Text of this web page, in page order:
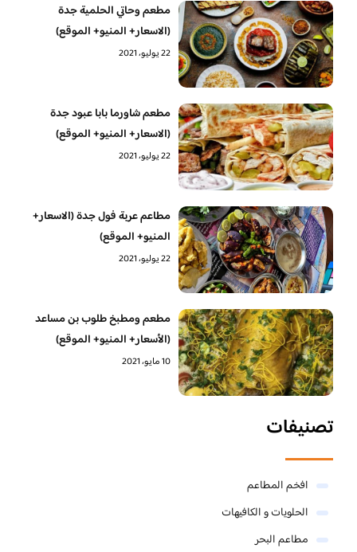
مطعم وحاتي الحلمية جدة
(الاسعار+ المنيو+ الموقع)
22 يوليو، 2021
مطعم شاورما بابا عبود جدة
(الاسعار+ المنيو+ الموقع)
22 يوليو، 2021
مطاعم عربة فول جدة (الاسعار+
المنيو+ الموقع)
22 يوليو، 2021
مطعم ومطبخ طلوب بن مساعد
(الأسعار+ المنيو+ الموقع)
10 مايو، 2021
تصنيفات
افخم المطاعم
الحلويات و الكافيهات ‎
مطاعم البحر